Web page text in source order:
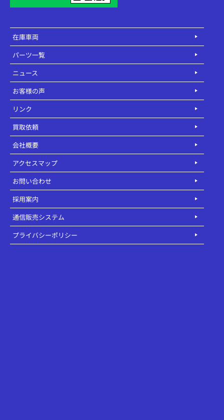
在庫車両
パーツ一覧
ニュース
お客様の声
リンク
買取依頼
会社概要
アクセスマップ
お問い合わせ
採用案内
通信販売システム
プライバシーポリシー